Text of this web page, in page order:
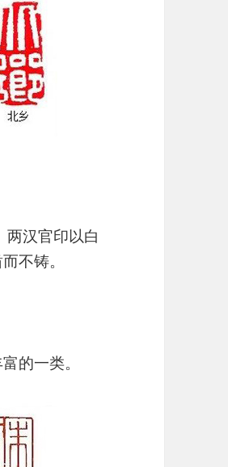
汉官印以白
不铸。
的一类。